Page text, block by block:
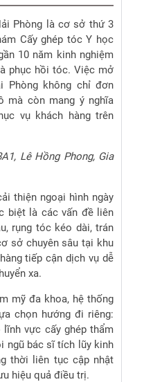
Phòng là cơ sở thứ 3
Cấy ghép tóc Y học
10 năm kinh nghiệm
phục hồi tóc. Việc mở
Phòng không chỉ đơn
mà còn mang ý nghĩa
vụ khách hàng trên
Lê Hồng Phong, Gia
thiện ngoại hình ngày
biệt là các vấn đề liên
rụng tóc kéo dài, trán
sở chuyên sâu tại khu
tiếp cận dịch vụ dễ
xa.
mỹ đa khoa, hệ thống
chọn hướng đi riêng:
lĩnh vực cấy ghép thẩm
ngũ bác sĩ tích lũy kinh
thời liên tục cập nhật
hiệu quả điều trị.